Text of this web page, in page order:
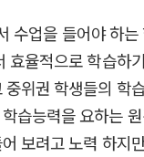
수업을 들어야 하
율적으로 학습
위권 학생들의
습능력을 요하는
보려고 노력 하